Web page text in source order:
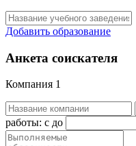
Добавить образование
Анкета соискателя
Компания 1
работы: c до